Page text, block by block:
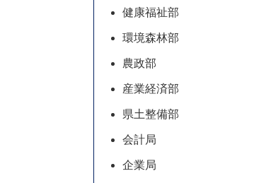
健康福祉部
環境森林部
農政部
産業経済部
県土整備部
会計局
企業局